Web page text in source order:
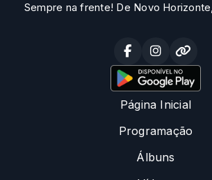
Sempre na frente! De Novo
Página Inicial
Programação
Álbuns